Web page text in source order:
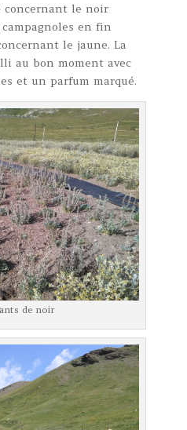
concernant le noir
en fin
le jaune. La
au bon moment avec
et un parfum marqué.
de noir